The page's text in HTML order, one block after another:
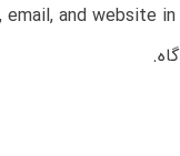
email, and website